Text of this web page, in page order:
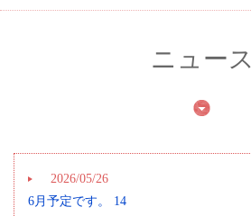
ニュース
2026/05/26
6月予定です。 14